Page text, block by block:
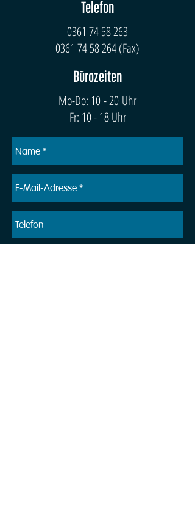
Telefon
0361 74 58 263
0361 74 58 264(Fax)
Bürozeiten
Mo-Do: 10 - 20 Uhr
Fr: 10 - 18 Uhr